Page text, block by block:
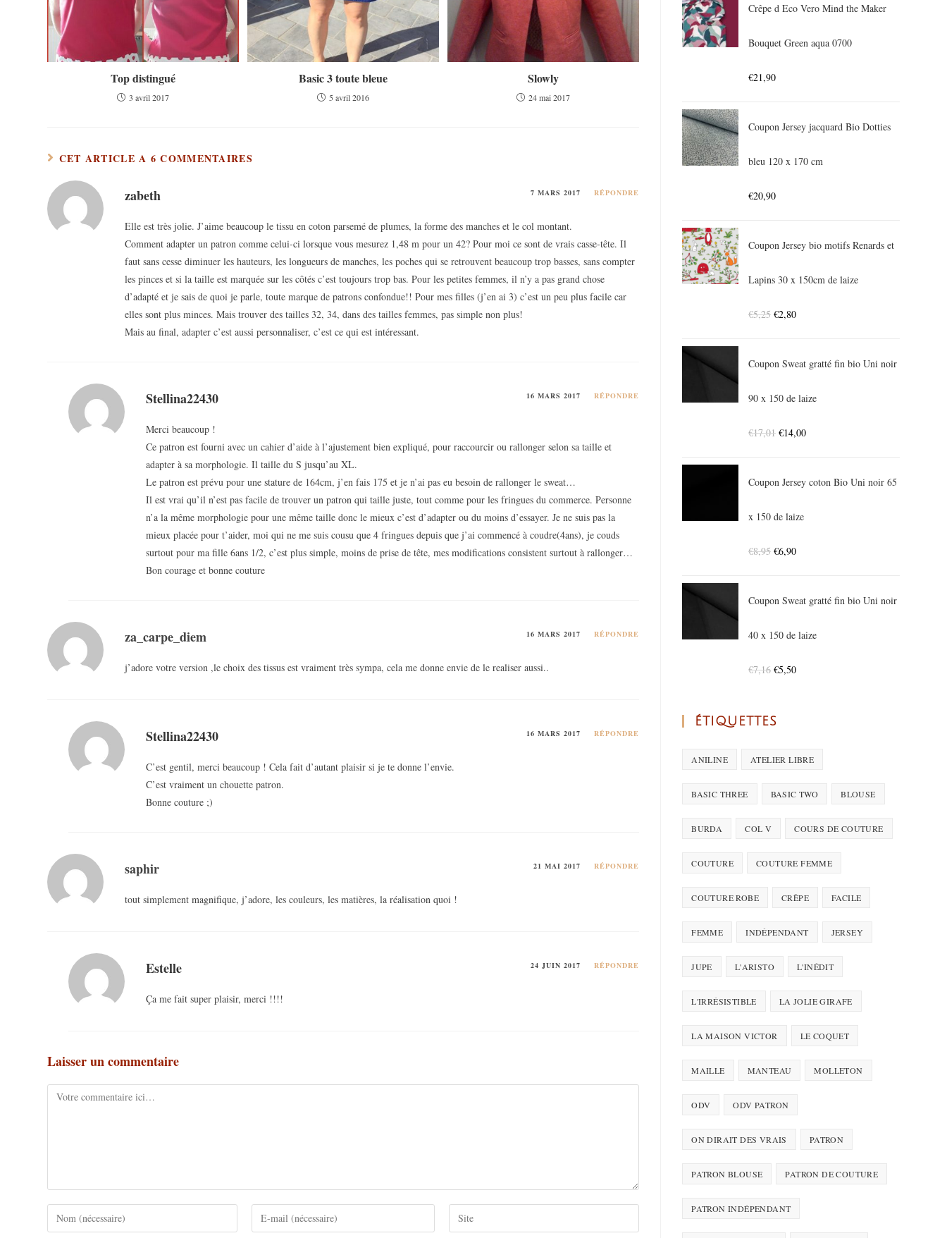
Top distingué
3 avril 2017
Basic 3 toute bleue
5 avril 2016
Slowly
24 mai 2017
CET ARTICLE A 6 COMMENTAIRES
zabeth 7 MARS 2017 RÉPONDRE
Elle est très jolie. J’aime beaucoup le tissu en coton parsemé de plumes, la forme des manches et le col montant.
Comment adapter un patron comme celui-ci lorsque vous mesurez 1,48 m pour un 42? Pour moi ce sont de vrais casse-tête. Il
faut sans cesse diminuer les hauteurs, les longueurs de manches, les poches qui se retrouvent beaucoup trop basses, sans compter
les pinces et si la taille est marquée sur les côtés c’est toujours trop bas. Pour les petites femmes, il n’y a pas grand chose
d’adapté et je sais de quoi je parle, toute marque de patrons confondue!! Pour mes filles (j’en ai 3) c’est un peu plus facile car
elles sont plus minces. Mais trouver des tailles 32, 34, dans des tailles femmes, pas simple non plus!
Mais au final, adapter c’est aussi personnaliser, c’est ce qui est intéressant.
Stellina22430 16 MARS 2017 RÉPONDRE
Merci beaucoup !
Ce patron est fourni avec un cahier d’aide à l’ajustement bien expliqué, pour raccourcir ou rallonger selon sa taille et
adapter à sa morphologie. Il taille du S jusqu’au XL.
Le patron est prévu pour une stature de 164cm, j’en fais 175 et je n’ai pas eu besoin de rallonger le sweat…
Il est vrai qu’il n’est pas facile de trouver un patron qui taille juste, tout comme pour les fringues du commerce. Personne
n’a la même morphologie pour une même taille donc le mieux c’est d’adapter ou du moins d’essayer. Je ne suis pas la
mieux placée pour t’aider, moi qui ne me suis cousu que 4 fringues depuis que j’ai commencé à coudre(4ans), je couds
surtout pour ma fille 6ans 1/2, c’est plus simple, moins de prise de tête, mes modifications consistent surtout à rallonger…
Bon courage et bonne couture
za_carpe_diem 16 MARS 2017 RÉPONDRE
j’adore votre version ,le choix des tissus est vraiment très sympa, cela me donne envie de le realiser aussi..
Stellina22430 16 MARS 2017 RÉPONDRE
C’est gentil, merci beaucoup ! Cela fait d’autant plaisir si je te donne l’envie.
C’est vraiment un chouette patron.
Bonne couture ;)
saphir 21 MAI 2017 RÉPONDRE
tout simplement magnifique, j’adore, les couleurs, les matières, la réalisation quoi !
Estelle 24 JUIN 2017 RÉPONDRE
Ça me fait super plaisir, merci !!!!
Laisser un commentaire
Crêpe d Eco Vero Mind the Maker
Bouquet Green aqua 0700
€21,90
Coupon Jersey jacquard Bio Dotties
bleu 120 x 170 cm
€20,90
Coupon Jersey bio motifs Renards et
Lapins 30 x 150cm de laize
€5,25 €2,80
Coupon Sweat gratté fin bio Uni noir
90 x 150 de laize
€17,01 €14,00
Coupon Jersey coton Bio Uni noir 65
x 150 de laize
€8,95 €6,90
Coupon Sweat gratté fin bio Uni noir
40 x 150 de laize
€7,16 €5,50
ÉTIQUETTES
ANILINE ATELIER LIBRE
BASIC THREE BASIC TWO BLOUSE
BURDA COL V COURS DE COUTURE
COUTURE COUTURE FEMME
COUTURE ROBE CRÊPE FACILE
FEMME INDÉPENDANT JERSEY
JUPE L'ARISTO L'INÉDIT
L'IRRÉSISTIBLE LA JOLIE GIRAFE
LA MAISON VICTOR LE COQUET
MAILLE MANTEAU MOLLETON
ODV ODV PATRON
ON DIRAIT DES VRAIS PATRON
PATRON BLOUSE PATRON DE COUTURE
PATRON INDÉPENDANT